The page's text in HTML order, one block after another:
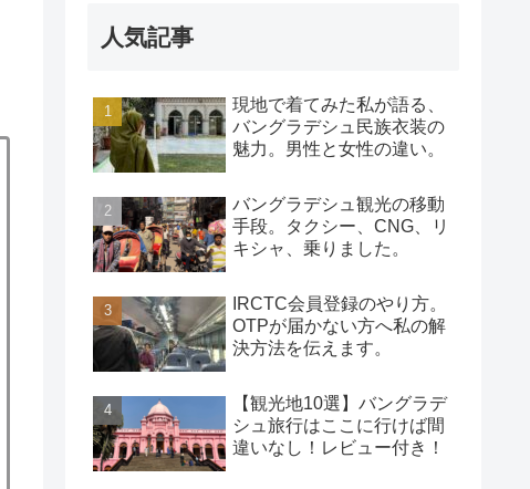
人気記事
現地で着てみた私が語る、
バングラデシュ民族衣装の
魅力。男性と女性の違い。
バングラデシュ観光の移動
手段。タクシー、CNG、リ
キシャ、乗りました。
IRCTC会員登録のやり方。
OTPが届かない方へ私の解
決方法を伝えます。
【観光地10選】バングラデ
シュ旅行はここに行けば間
違いなし！レビュー付き！